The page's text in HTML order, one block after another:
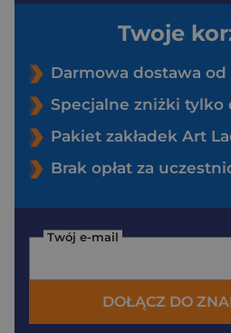
Twoje
Darmowa dostawa od
Specjalne zniżki
Pakiet zakładek Art
Brak opłat za
Twój e-mail
DOŁĄCZ DO